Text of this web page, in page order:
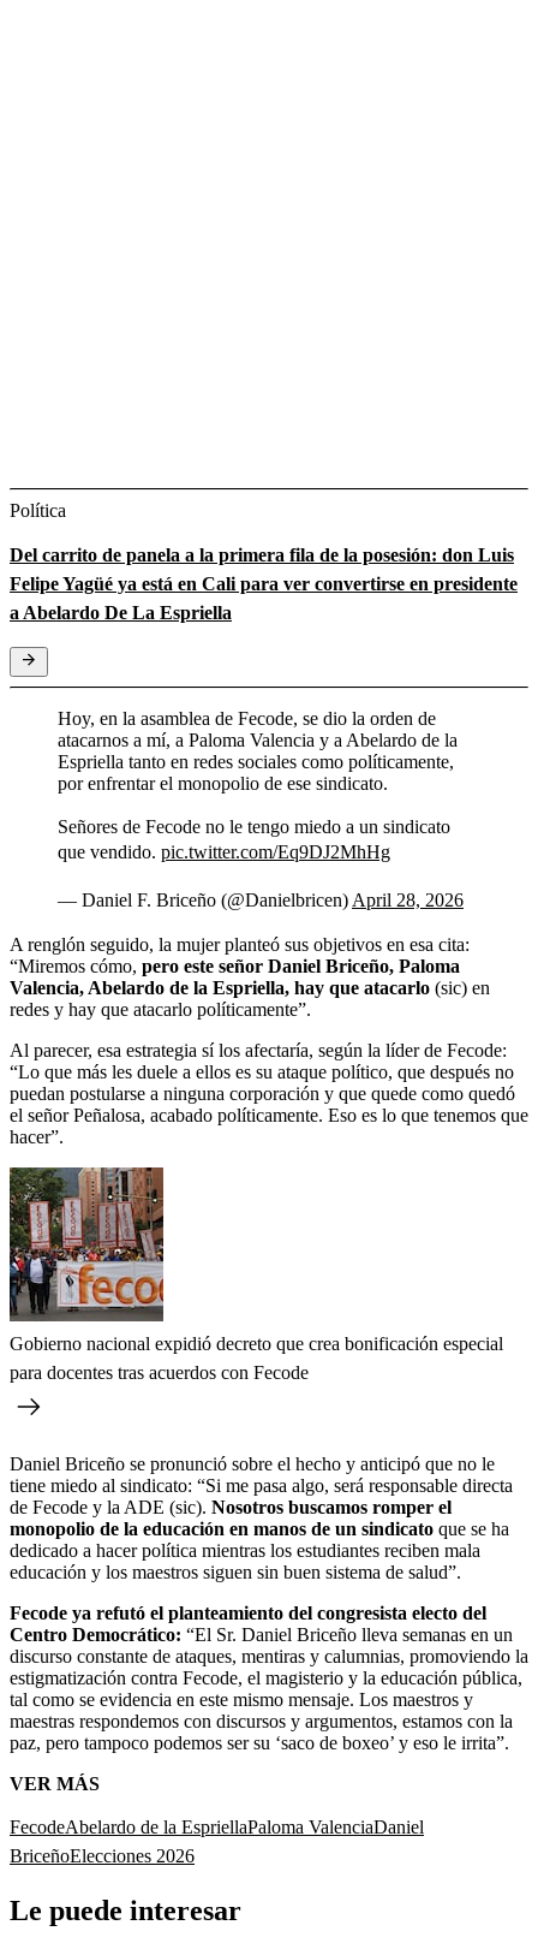
Política
Del carrito de panela a la primera fila de la posesión: don Luis
Felipe Yagüé ya está en Cali para ver convertirse en presidente
a Abelardo De La Espriella
Hoy, en la asamblea de Fecode, se dio la orden de
atacarnos a mí, a Paloma Valencia y a Abelardo de la
Espriella tanto en redes sociales como políticamente,
por enfrentar el monopolio de ese sindicato.
Señores de Fecode no le tengo miedo a un sindicato
que vendido. pic.twitter.com/Eq9DJ2MhHg
— Daniel F. Briceño (@Danielbricen) April 28, 2026
A renglón seguido, la mujer planteó sus objetivos en esa cita:
“Miremos cómo, pero este señor Daniel Briceño, Paloma
Valencia, Abelardo de la Espriella, hay que atacarlo (sic) en
redes y hay que atacarlo políticamente”.
Al parecer, esa estrategia sí los afectaría, según la líder de Fecode:
“Lo que más les duele a ellos es su ataque político, que después no
puedan postularse a ninguna corporación y que quede como quedó
el señor Peñalosa, acabado políticamente. Eso es lo que tenemos que
hacer”.
Gobierno nacional expidió decreto que crea bonificación especial
para docentes tras acuerdos con Fecode
Daniel Briceño se pronunció sobre el hecho y anticipó que no le
tiene miedo al sindicato: “Si me pasa algo, será responsable directa
de Fecode y la ADE (sic). Nosotros buscamos romper el
monopolio de la educación en manos de un sindicato que se ha
dedicado a hacer política mientras los estudiantes reciben mala
educación y los maestros siguen sin buen sistema de salud”.
Fecode ya refutó el planteamiento del congresista electo del
Centro Democrático: “El Sr. Daniel Briceño lleva semanas en un
discurso constante de ataques, mentiras y calumnias, promoviendo la
estigmatización contra Fecode, el magisterio y la educación pública,
tal como se evidencia en este mismo mensaje. Los maestros y
maestras respondemos con discursos y argumentos, estamos con la
paz, pero tampoco podemos ser su ‘saco de boxeo’ y eso le irrita”.
VER MÁS
FecodeAbelardo de la EspriellaPaloma ValenciaDaniel
BriceñoElecciones 2026
Le puede interesar